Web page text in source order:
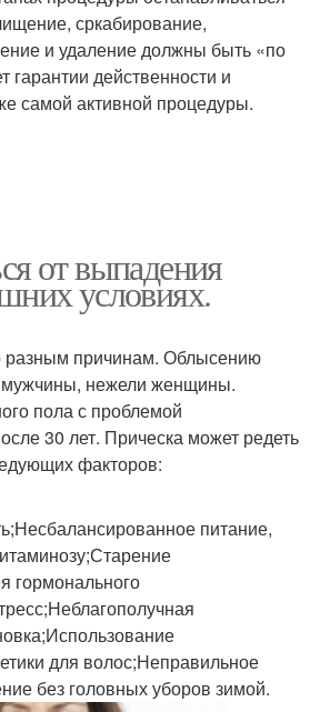
сркабирование,
и удаление должны быть «по
гарантии действенности и
самой активной процедуры.
от выпадения
условиях.
причинам. Облысению
нежели женщины.
пола с проблемой
30 лет. Прическа может редеть
факторов:
питание,
гормонального
для волос;Неправильное
без головных уборов зимой.